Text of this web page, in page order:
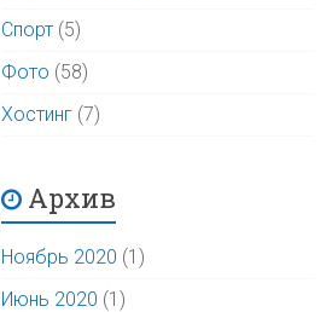
Спорт (5)
Фото (58)
Хостинг (7)
Архив
Ноябрь 2020 (1)
Июнь 2020 (1)